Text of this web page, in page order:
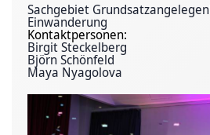
Sachgebiet
Einwanderung
Kontaktpersonen:
Birgit Steckelberg
Björn Schönfeld
Maya Nyagolova